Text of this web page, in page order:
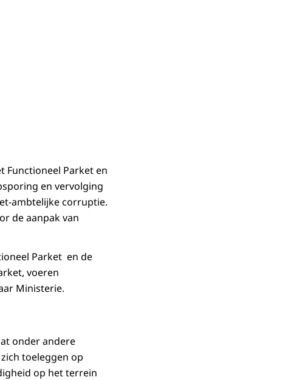
Functioneel Parket en
en vervolging
ambtelijke corruptie.
de aanpak van
Parket en de
voeren
Ministerie.
onder andere
toeleggen op
op het terrein